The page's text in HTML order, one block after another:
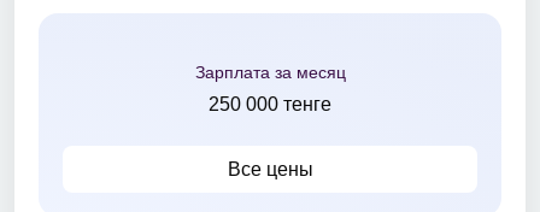
Зарплата за месяц
250 000 тенге
Все цены